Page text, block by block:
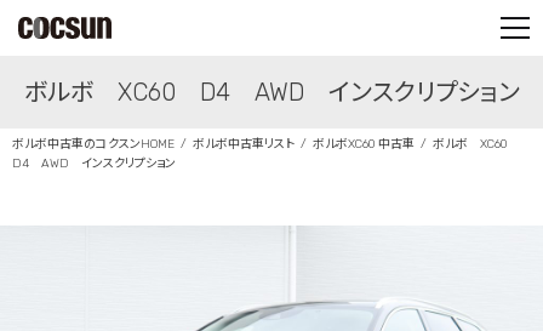
CONTACT
ボルボ XC60 D4 AWD インスクリプション
ボルボ中古車のコクスンHOME ボルボ中古車リスト ボルボXC60 中古車
ボルボ XC60
D4 AWD インスクリプション